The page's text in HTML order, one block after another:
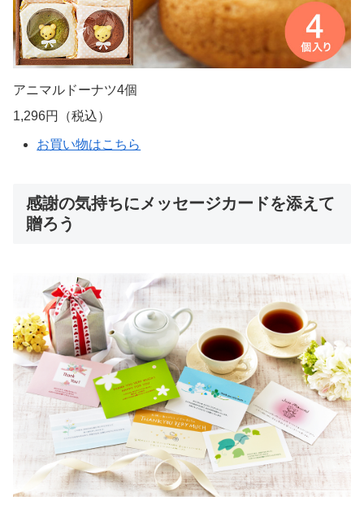
アニマルドーナツ4個
1,296円（税込）
お買い物はこちら
感謝の気持ちにメッセージカードを添えて
贈ろう